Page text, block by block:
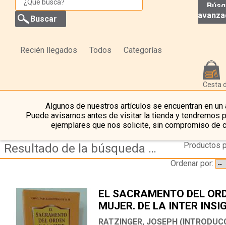
Recién llegados Todos Categorías
Cesta
Algunos de nuestros artículos se encuentran en un
Puede avisarnos antes de visitar la tienda y tendremos
ejemplares que nos solicite, sin compromiso de
Resultado de la búsqueda de coleccion libros palabra
Productos
Ordenar por:
EL SACRAMENTO DEL
MUJER. DE LA INTER
A LA ORDINATIO